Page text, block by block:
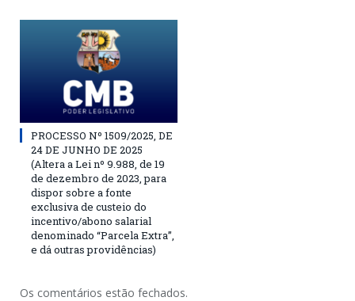
PROCESSO Nº 1509/2025, DE
24 DE JUNHO DE 2025
(Altera a Lei nº 9.988, de 19
de dezembro de 2023, para
dispor sobre a fonte
exclusiva de custeio do
incentivo/abono salarial
denominado “Parcela Extra”,
e dá outras providências)
Os comentários estão fechados.